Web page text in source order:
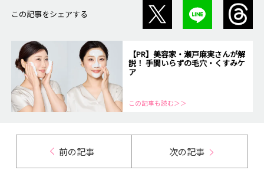
この記事をシェアする
【PR】美容家・瀬戸麻実さんが解
説！ 手間いらずの毛穴・くすみケ
ア
この記事も読む＞＞
前の記事 次の記事